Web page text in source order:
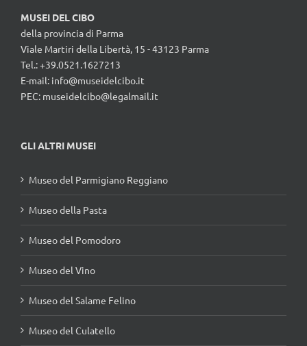
MUSEI DEL CIBO
della provincia di Parma
Viale Martiri della Libertà, 15 - 43123 Parma
Tel.: +39.0521.1627213
E-mail: info@museidelcibo.it
PEC: museidelcibo@legalmail.it
GLI ALTRI MUSEI
Museo del Parmigiano Reggiano
Museo della Pasta
Museo del Pomodoro
Museo del Vino
Museo del Salame Felino
Museo del Culatello